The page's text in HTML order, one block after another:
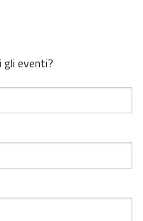
eventi?